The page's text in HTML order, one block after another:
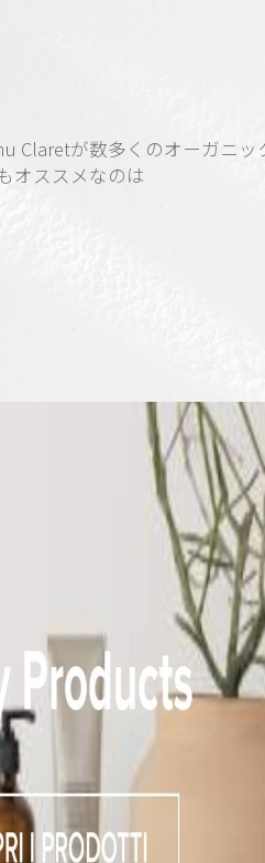
Claretが数多くのオーガニッ
オススメなのは